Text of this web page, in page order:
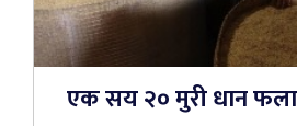
एक सय २० मुरी धान